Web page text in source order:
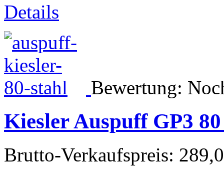
Details
Bewertung:
Kiesler Auspuff GP3
Brutto-Verkaufspreis: